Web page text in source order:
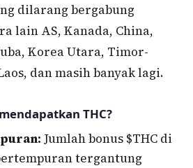
dilarang bergabung
lain AS, Kanada, China,
Korea Utara, Timor-
dan masih banyak lagi.
THC?
Jumlah bonus $THC di
tergantung